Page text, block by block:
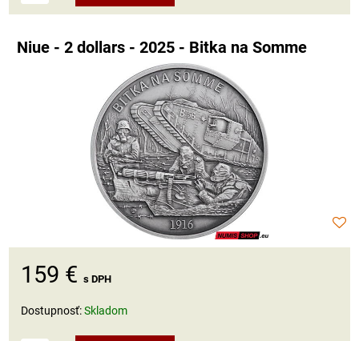
Niue - 2 dollars - 2025 - Bitka na Somme
159 € s DPH
Dostupnosť:Skladom